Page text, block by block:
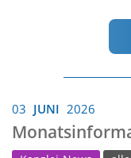
03 JUNI 2026